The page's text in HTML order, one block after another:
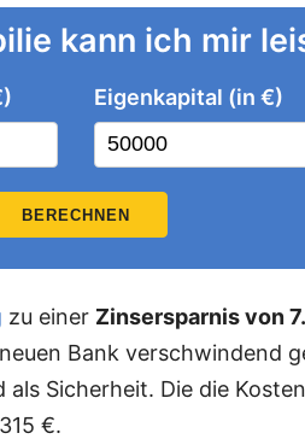
kann ich mir
Eigenkapital (in €)
BERECHNEN
zu einer Zinsersparnis von
Bank verschwindend
Sicherheit. Die die
€.